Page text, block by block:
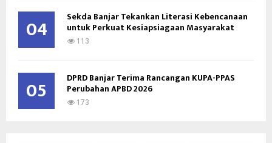
04 Sekda Banjar Tekankan Literasi Kebencanaan
untuk Perkuat Kesiapsiagaan Masyarakat
113
05 DPRD Banjar Terima Rancangan KUPA-PPAS
Perubahan APBD 2026
173